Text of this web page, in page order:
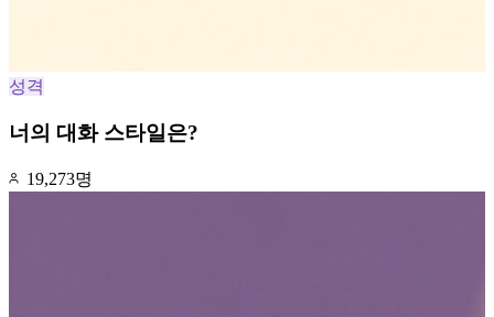
성격
너의 대화 스타일은?
19,273명